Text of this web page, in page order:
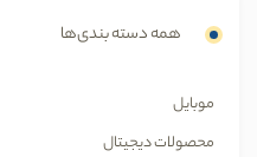
همه دسته بندی‌ها
موبایل
محصولات دیجیتال